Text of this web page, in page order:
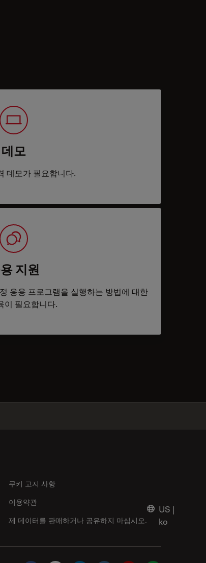
데모
데모가 필요합니다.
지원
응용 프로그램을 실행하는 방법에 대한
이 필요합니다.
쿠키 고지 사항
제 데이터를 판매하거나 공유하지 마십시오.
이용약관
US |
ko